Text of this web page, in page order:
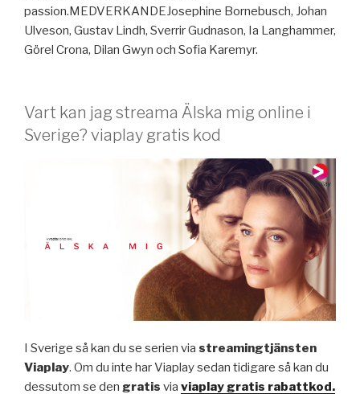
passion.MEDVERKANDEJosephine Bornebusch, Johan
Ulveson, Gustav Lindh, Sverrir Gudnason, Ia Langhammer,
Görel Crona, Dilan Gwyn och Sofia Karemyr.
Vart kan jag streama Älska mig online i
Sverige? viaplay gratis kod
I Sverige så kan du se serien via streamingtjänsten
Viaplay. Om du inte har Viaplay sedan tidigare så kan du
dessutom se den gratis via viaplay gratis rabattkod.